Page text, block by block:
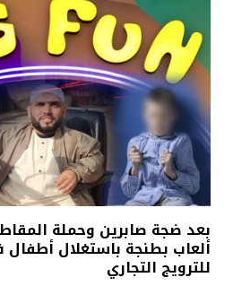
بعد ضجة صابرين وحملة
ألعاب بطنجة باستغلال
للترويج التجاري